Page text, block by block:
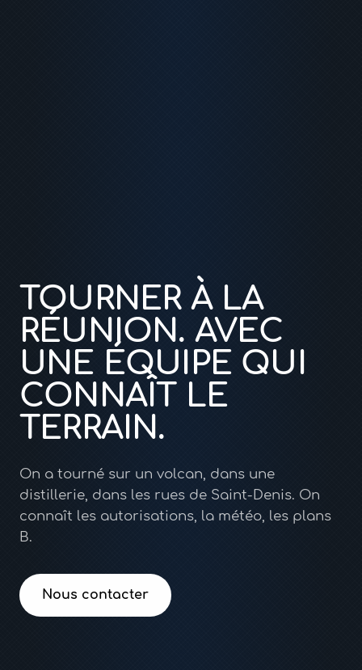
TOURNER À LA
RÉUNION. AVEC
UNE ÉQUIPE QUI
CONNAÎT LE
TERRAIN.
On a tourné sur un volcan, dans une
distillerie, dans les rues de Saint-Denis. On
connaît les autorisations, la météo, les plans
B.
Nous contacter